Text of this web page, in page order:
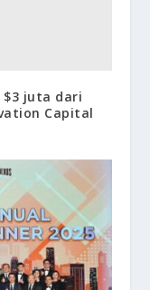
$3 juta dari
Capital